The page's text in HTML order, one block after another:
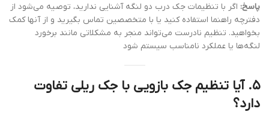
پاسخ: اگر با تنظیمات جک درب دو لنگه آشنایی ندارید، توصیه می‌شود از
دفترچه راهنما استفاده کنید یا با متخصصین تماس بگیرید و از آنها کمک
بخواهید. تنظیم نادرست می‌تواند منجر به مشکلاتی مانند برخورد
لنگه‌ها یا عملکرد نامناسب سیستم شود
۵. آیا تنظیم جک بازویی با جک ریلی تفاوت
دارد؟